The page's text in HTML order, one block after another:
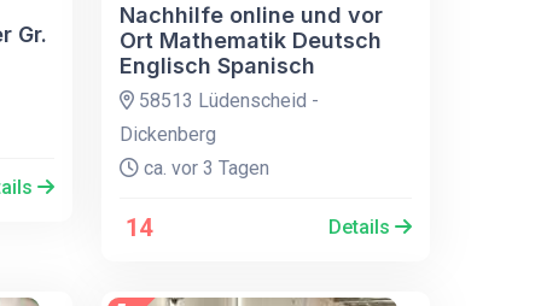
Gr.
Nachhilfe online und vor
Ort Mathematik Deutsch
Englisch Spanisch
58513 Lüdenscheid -
Dickenberg
ca. vor 3 Tagen
14 Details